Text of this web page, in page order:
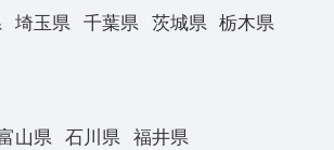
埼玉県 千葉県 茨城県
栃木県
山県 石川県 福井県